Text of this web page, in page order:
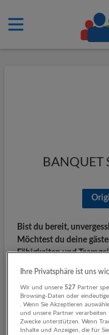
BANQUET
Bist du bereit,
Möchtest du deine
Fähigkeiten und
Supervisor im Schloss
willkommen zu heißen!
Ihre Privatsphäre ist uns
Wir und unsere527 Partner
Browsing-Daten oder
. Wenn Sie Akzeptieren
und unsere Partner verarbeiten
Zwecke unterstützen. Wenn
Inhalte und Anzeigen, die für